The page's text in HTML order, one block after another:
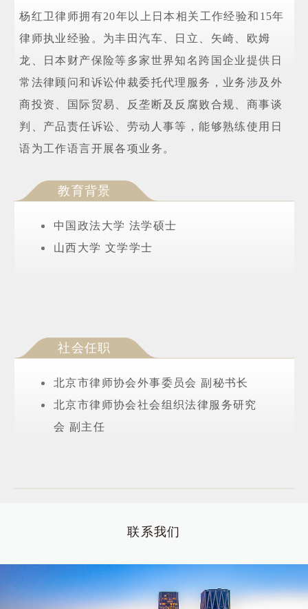
杨红卫律师拥有20年以上日本相关工作经验和15年
律师执业经验。为丰田汽车、日立、矢崎、欧姆
龙、日本财产保险等多家世界知名跨国企业提供日
常法律顾问和诉讼仲裁委托代理服务，业务涉及外
商投资、国际贸易、反垄断及反腐败合规、商事谈
判、产品责任诉讼、劳动人事等，能够熟练使用日
语为工作语言开展各项业务。
教育背景
中国政法大学 法学硕士
山西大学 文学学士
社会任职
北京市律师协会外事委员会 副秘书长
北京市律师协会社会组织法律服务研究
会 副主任
联系我们